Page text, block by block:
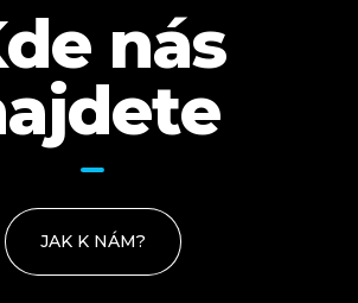
nás
JAK K NÁM?